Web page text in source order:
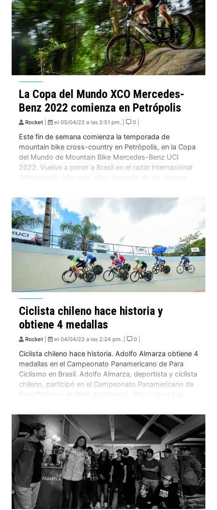
La Copa del Mundo XCO Mercedes-
Benz 2022 comienza en Petrópolis
Rocket el 05/04/22 a las 2:51 pm. | 0 |
Este fin de semana comienza la temporada de
mountain bike cross-country en Petrópolis, en la Copa
del Mundo de Mountain Bike Mercedes-Benz UCI
2022. Vuelve a poner a Brasil en el radar internacional
del mountain bike seis años después de los Juegos
temporada de mountain bike […]
Ciclista chileno hace historia y
obtiene 4 medallas
Rocket el 04/04/22 a las 2:24 pm. | 0 |
Ciclista chileno hace historia. Adolfo Almarza obtiene 4
medallas en el Campeonato Panamericano de Para
Ciclismo en Brasil. Adolfo Almarza, deportista y ciclista
chileno, participó en el Campeonato Panamericano de
Para Ciclismo en Pista de Maringá, Brasil, en el que
esta instancia, compitió en 4 modalidades diferentes:
[…]